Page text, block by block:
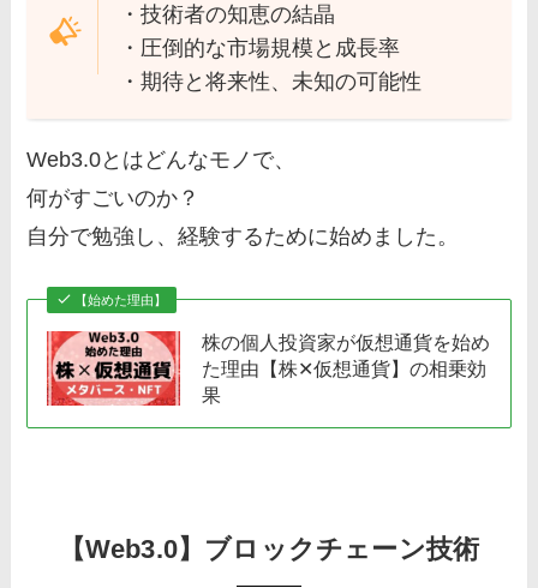
・技術者の知恵の結晶
・圧倒的な市場規模と成長率
・期待と将来性、未知の可能性
Web3.0とはどんなモノで、
何がすごいのか？
自分で勉強し、経験するために始めました。
【始めた理由】
株の個人投資家が仮想通貨を始め
た理由【株✕仮想通貨】の相乗効
果
【Web3.0】ブロックチェーン技術